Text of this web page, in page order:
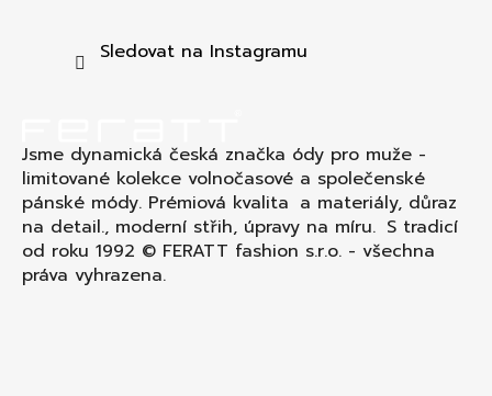
Sledovat na Instagramu
Jsme dynamická česká značka ódy pro muže -
limitované kolekce volnočasové a společenské
pánské módy. Prémiová kvalita a materiály, důraz
na detail., moderní střih, úpravy na míru. S tradicí
od roku 1992 © FERATT fashion s.r.o. - všechna
práva vyhrazena.